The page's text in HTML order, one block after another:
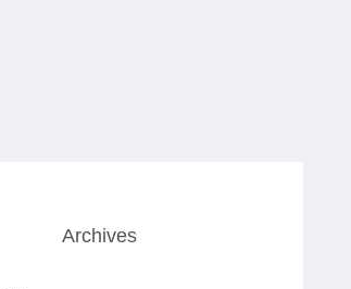
Archives